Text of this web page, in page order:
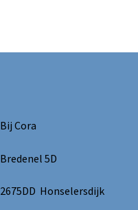
Bij Cora
Bredenel 5D
2675DD Honselersdijk